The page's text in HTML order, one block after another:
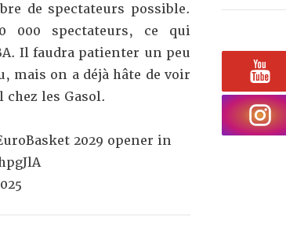
de spectateurs possible.
000 spectateurs, ce qui
Il faudra patienter un peu
mais on a déjà hâte de voir
les Gasol.
2029 opener in